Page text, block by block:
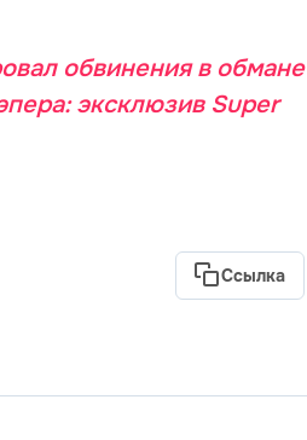
обвинения в
эксклюзив Super
Ссылка